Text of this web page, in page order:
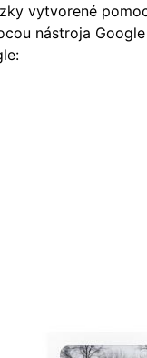
vytvorené
nástroja